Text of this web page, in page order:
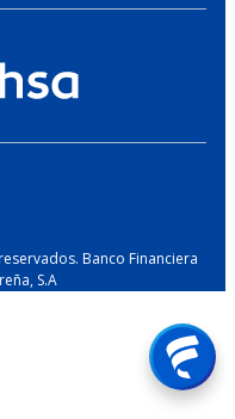
Banco Financiera
S.A